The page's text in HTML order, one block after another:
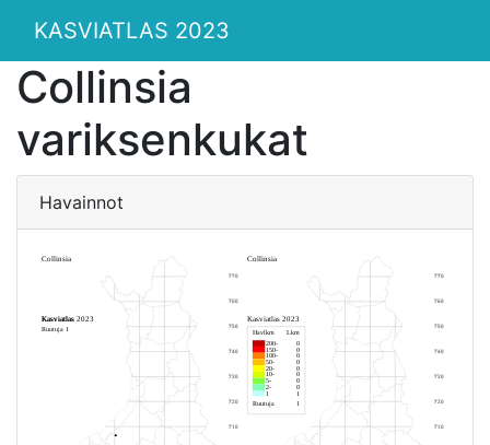
KASVIATLAS 2023
Collinsia
variksenkukat
Havainnot